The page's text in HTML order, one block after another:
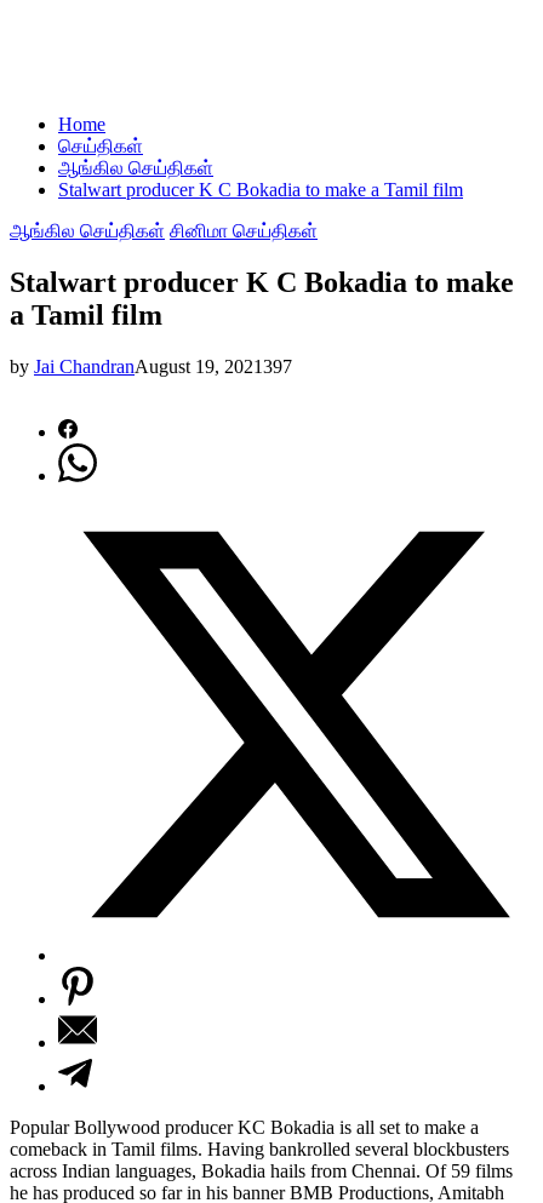
Home
செய்திகள்
ஆங்கில செய்திகள்
Stalwart producer K C Bokadia to make a Tamil film
ஆங்கில செய்திகள் சினிமா செய்திகள்
Stalwart producer K C Bokadia to make
a Tamil film
by Jai ChandranAugust 19, 2021397
Popular Bollywood producer KC Bokadia is all set to make a
comeback in Tamil films. Having bankrolled several blockbusters
across Indian languages, Bokadia hails from Chennai. Of 59 films
he has produced so far in his banner BMB Productions, Amitabh